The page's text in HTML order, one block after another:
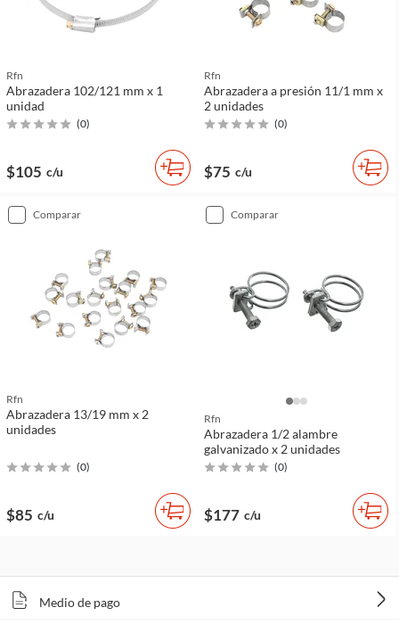
Rfn
Abrazadera 102/121 mm x 1
unidad
(0)
$105 c/u
Rfn
Abrazadera a presión 11/1 mm x
2 unidades
(0)
$75 c/u
comparar
Rfn
Abrazadera 13/19 mm x 2
unidades
(0)
$85 c/u
comparar
Rfn
Abrazadera 1/2 alambre
galvanizado x 2 unidades
(0)
$177 c/u
Medio de pago